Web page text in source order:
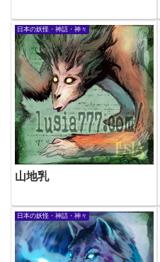
日本の妖怪・神話・神々
山地乳
日本の妖怪・神話・神々